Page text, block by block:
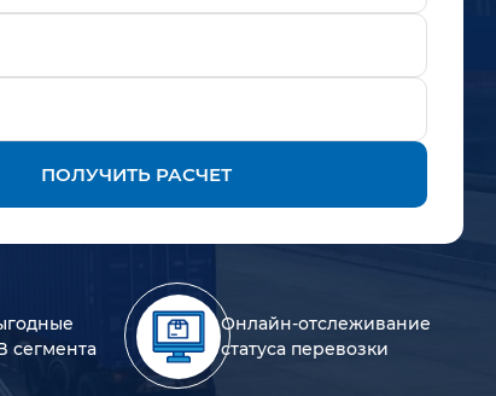
ПОЛУЧИТЬ РАСЧЕТ
сегмента
Онлайн-отслеживание
статуса перевозки